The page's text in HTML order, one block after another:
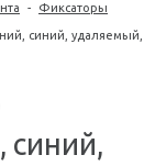
- Фиксаторы
синий, удаляемый,
синий,